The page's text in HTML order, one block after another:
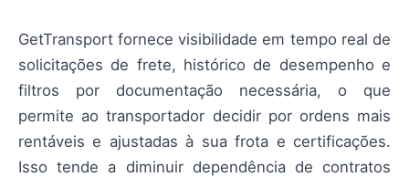
GetTransport fornece visibilidade em tempo real de
solicitações de frete, histórico de desempenho e
filtros por documentação necessária, o que
permite ao transportador decidir por ordens mais
rentáveis e ajustadas à sua frota e certificações.
Isso tende a diminuir dependência de contratos